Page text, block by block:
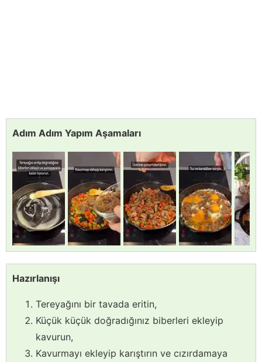
Adım Adım Yapım Aşamaları
Hazırlanışı
Tereyağını bir tavada eritin,
Küçük küçük doğradığınız biberleri ekleyip
kavurun,
Kavurmayı ekleyip karıştırın ve cızırdamaya